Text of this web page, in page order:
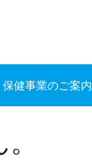
保健事業のご案内